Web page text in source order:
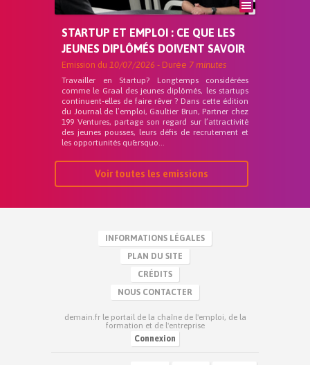
STARTUP ET EMPLOI : CE QUE LES
JEUNES DIPLÔMÉS DOIVENT SAVOIR
Emission du 10/07/2026 - Durée 7 minutes
Travailler en Startup? Longtemps considérées
comme le Graal des jeunes diplômés, les startups
continuent-elles de faire rêver ? Dans cette édition
du Journal de l’emploi, Gaultier Brun, Partner chez
199 Ventures, partage son regard sur l’attractivité
des jeunes pousses, leurs défis de recrutement et
les opportunités qu&rsquo...
Voir toutes les emissions
INFORMATIONS LÉGALES
PLAN DU SITE
CRÉDITS
NOUS CONTACTER
demain.fr le portail de la chaîne de l'emploi, de la
formation et de l'entreprise
Connexion